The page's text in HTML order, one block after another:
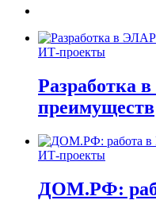
ИТ-проекты
Разработка
преимуществ
ИТ-проекты
ДОМ.РФ: